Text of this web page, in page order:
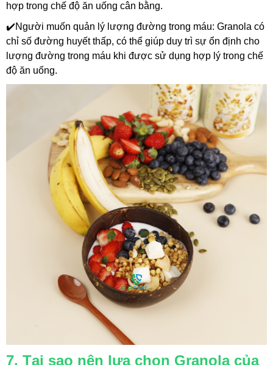
hợp trong chế độ ăn uống cân bằng.
✔️Người muốn quản lý lượng đường trong máu: Granola có
chỉ số đường huyết thấp, có thể giúp duy trì sự ổn định cho
lượng đường trong máu khi được sử dụng hợp lý trong chế
độ ăn uống.
7. Tại sao nên lựa chọn Granola của